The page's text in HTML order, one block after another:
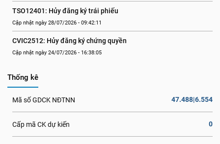
TSO12401: Hủy đăng ký trái phiếu
Cập nhật ngày 28/07/2026 - 09:42:11
CVIC2512: Hủy đăng ký chứng quyền
Cập nhật ngày 24/07/2026 - 16:38:05
Thống kê
Mã số GDCK NĐTNN 47.488|6.554
Cấp mã CK dự kiến 0